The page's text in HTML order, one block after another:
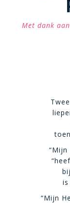
Met dank
“Mijn
is
“Mijn